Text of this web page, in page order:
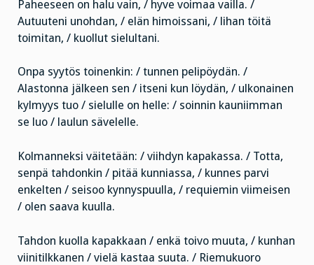
Paheeseen on halu vain, / hyve voimaa vailla. /
Autuuteni unohdan, / elän himoissani, / lihan töitä
toimitan, / kuollut sielultani.
Onpa syytös toinenkin: / tunnen pelipöydän. /
Alastonna jälkeen sen / itseni kun löydän, / ulkonainen
kylmyys tuo / sielulle on helle: / soinnin kauniimman
se luo / laulun sävelelle.
Kolmanneksi väitetään: / viihdyn kapakassa. / Totta,
senpä tahdonkin / pitää kunniassa, / kunnes parvi
enkelten / seisoo kynnyspuulla, / requiemin viimeisen
/ olen saava kuulla.
Tahdon kuolla kapakkaan / enkä toivo muuta, / kunhan
viinitilkkanen / vielä kastaa suuta. / Riemukuoro